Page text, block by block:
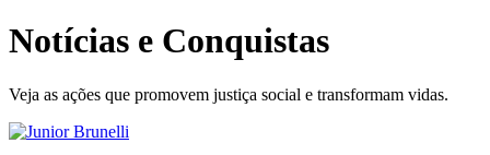
Notícias e Conquistas
Veja as ações que promovem justiça social e transformam vidas.